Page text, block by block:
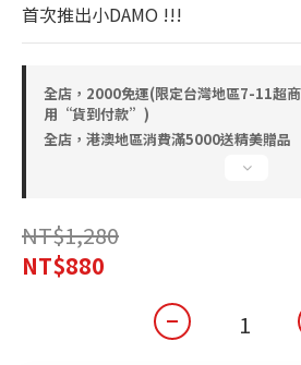
首次推出小DAMO !!!
全店，2000免運(限定台灣地區7-11超
用“貨到付款”)
全店，港澳地區消費滿5000送精美贈品
NT$1,280
NT$880